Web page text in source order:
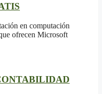
en computación
ofrecen Microsoft